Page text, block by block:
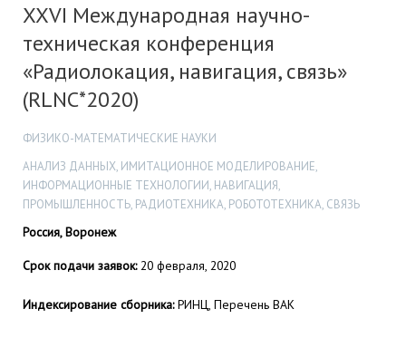
XXVI Международная научно-
техническая конференция
«Радиолокация, навигация, связь»
(RLNC*2020)
ФИЗИКО-МАТЕМАТИЧЕСКИЕ НАУКИ
АНАЛИЗ ДАННЫХ, ИМИТАЦИОННОЕ МОДЕЛИРОВАНИЕ,
ИНФОРМАЦИОННЫЕ ТЕХНОЛОГИИ, НАВИГАЦИЯ,
ПРОМЫШЛЕННОСТЬ, РАДИОТЕХНИКА, РОБОТОТЕХНИКА, СВЯЗЬ
Россия, Воронеж
Срок подачи заявок:20 февраля, 2020
Индексирование сборника:РИНЦ, Перечень ВАК